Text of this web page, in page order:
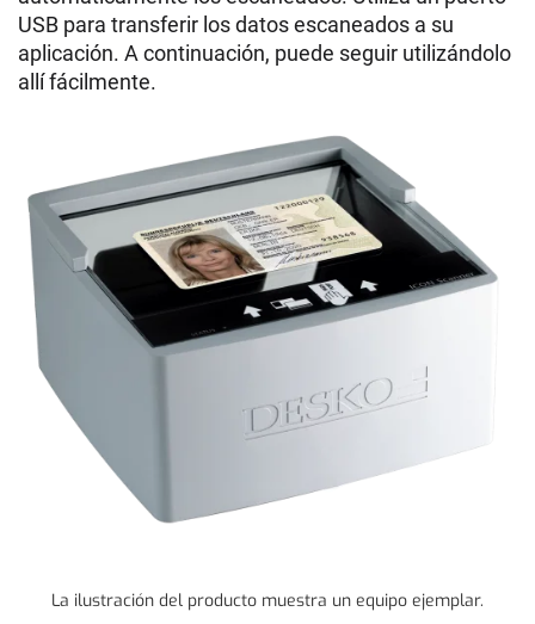
USB para transferir los datos escaneados a su
aplicación. A continuación, puede seguir utilizándolo
allí fácilmente.
La ilustración del producto muestra un equipo ejemplar.